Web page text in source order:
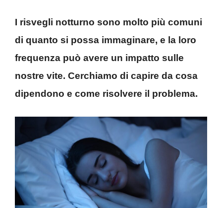
I risvegli notturno sono molto più comuni
di quanto si possa immaginare, e la loro
frequenza può avere un impatto sulle
nostre vite. Cerchiamo di capire da cosa
dipendono e come risolvere il problema.